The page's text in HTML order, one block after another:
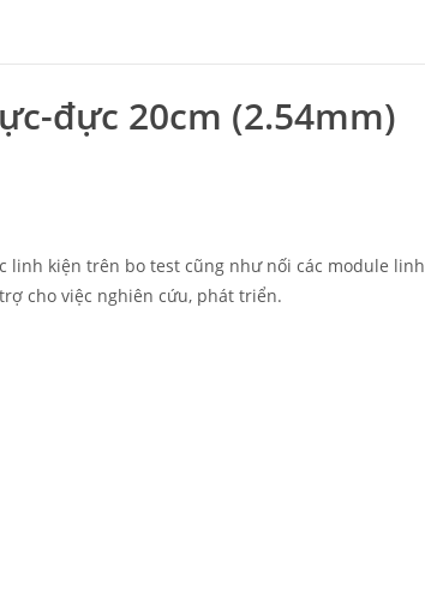
đực 20cm (2.54mm)
linh kiện trên bo test cũng như nối các module linh
cho việc nghiên cứu, phát triển.